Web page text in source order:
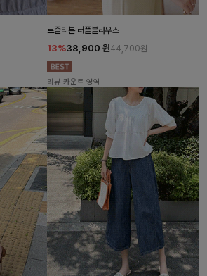
로즐리본 러플블라우스
13%38,900 원44,700원
리뷰 카운트 영역